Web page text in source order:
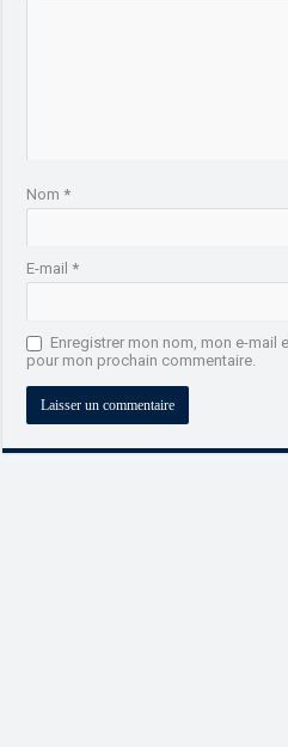
Nom*
E-mail*
Enregistrer mon nom, mon e-mail
pour mon prochain commentaire.